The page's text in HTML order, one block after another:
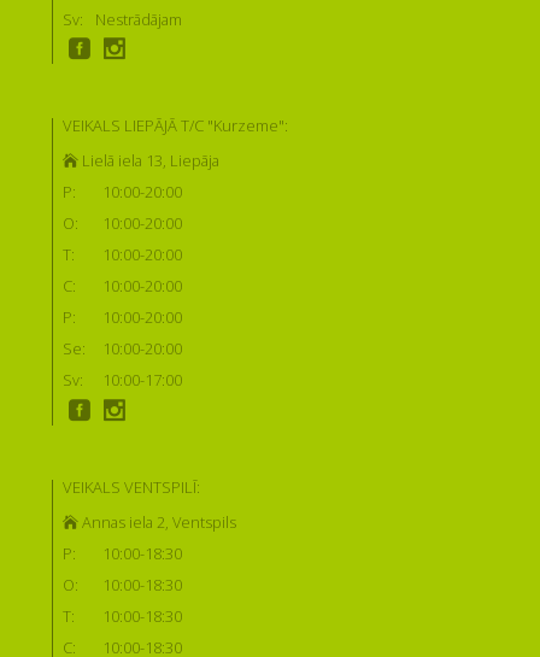
Sv:
Nestrādājam
VEIKALS LIEPĀJĀ T/C "Kurzeme":
Lielā iela 13, Liepāja
P:
10:00-20:00
O:
10:00-20:00
T:
10:00-20:00
C:
10:00-20:00
P:
10:00-20:00
Se:
10:00-20:00
Sv:
10:00-17:00
VEIKALS VENTSPILĪ:
Annas iela 2, Ventspils
P:
10:00-18:30
O:
10:00-18:30
T:
10:00-18:30
C:
10:00-18:30